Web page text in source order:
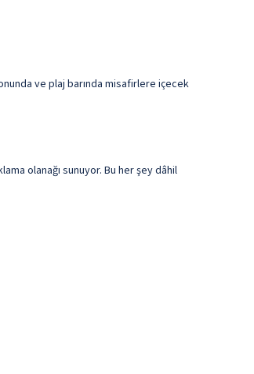
ve plaj barında misafirlere içecek
olanağı sunuyor. Bu her şey dâhil